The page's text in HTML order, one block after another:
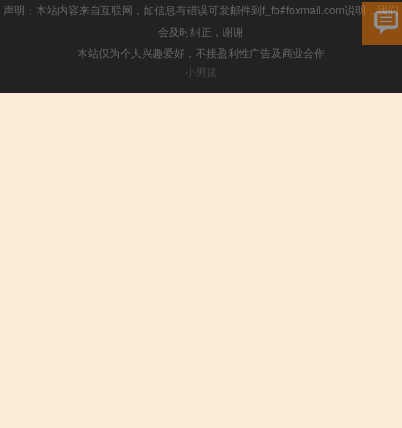
声明：本站内容来自互联网，如信息有错误可发邮件到f_fb#foxmail.com说明，我们
会及时纠正，谢谢
本站仅为个人兴趣爱好，不接盈利性广告及商业合作
小男孩